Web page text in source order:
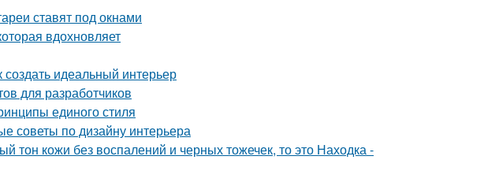
ставят под окнами
вдохновляет
идеальный интерьер
для разработчиков
единого стиля
советы по дизайну интерьера
тон кожи без воспалений и черных тожечек, то это Находка -